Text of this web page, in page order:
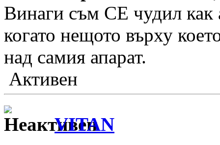
Винаги съм СЕ чудил как
когато нещото върху
над самия апарат.
Активен
VITAN